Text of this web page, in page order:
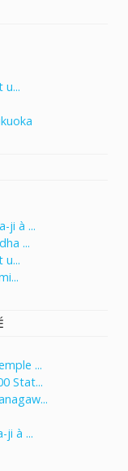
u...
ji à ...
...
u...
...
Stat...
ji à ...